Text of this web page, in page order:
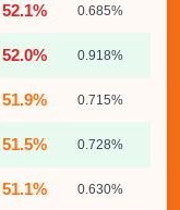
52.1% 0.685%
52.0% 0.918%
51.9% 0.715%
51.5% 0.728%
51.1% 0.630%